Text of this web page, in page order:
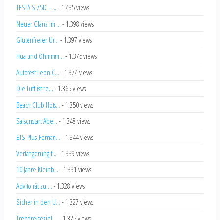
TESLA S 75D –... - 1.435 views
Neuer Glanz im ... - 1.398 views
Glutenfreier Ur... - 1.397 views
Hüa und Ohmmm... - 1.375 views
Autotest Leon C... - 1.374 views
Die Luft ist re... - 1.365 views
Beach Club Hots... - 1.350 views
Saisonstart Abe... - 1.348 views
ETS-Plus-Fernan... - 1.344 views
Verlängerung f... - 1.339 views
10 Jahre Kleinb... - 1.331 views
Advito rät zu ... - 1.328 views
Sicher in den U... - 1.327 views
Trendreiseziel ...
- 1.325 views